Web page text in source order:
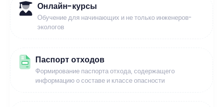
Онлайн-курсы
Обучение для начинающих и не только инженеров-
экологов
Паспорт отходов
Формирование паспорта отхода, содержащего
информацию о составе и классе опасности